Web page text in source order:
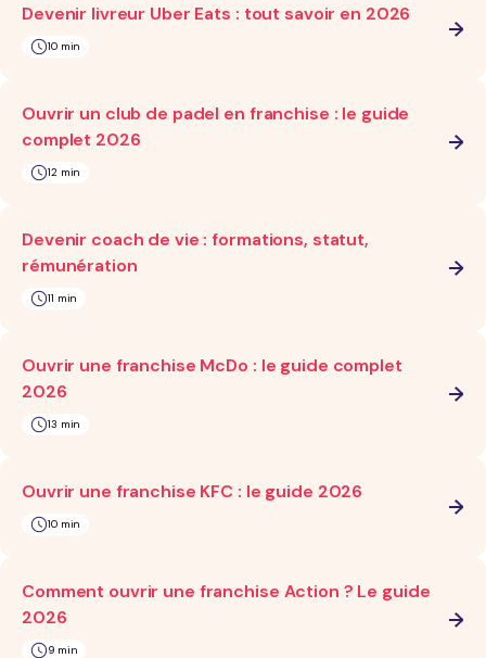
Devenir livreur Uber Eats : tout savoir en 2026
10 min
Ouvrir un club de padel en franchise : le guide
complet 2026
12 min
Devenir coach de vie : formations, statut,
rémunération
11 min
Ouvrir une franchise McDo : le guide complet
2026
13 min
Ouvrir une franchise KFC : le guide 2026
10 min
Comment ouvrir une franchise Action ? Le guide
2026
9 min